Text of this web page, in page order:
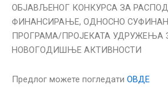
ОБЈАВЉЕНОГ КОНКУРСА ЗА
ФИНАНСИРАЊЕ, ОДНОСНО
ПРОГРАМА/ПРОЈЕКАТА УДРУЖЕЊА
НОВОГОДИШЊЕ АКТИВНОСТИ
Предлог можете погледати ОВДЕ